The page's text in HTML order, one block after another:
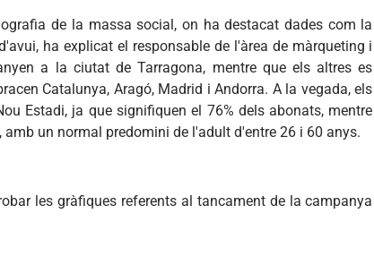
de la massa social, on ha destacat dades com la
ha explicat el responsable de l'àrea de màrqueting i
a la ciutat de Tarragona, mentre que els altres es
Catalunya, Aragó, Madrid i Andorra. A la vegada, els
Estadi, ja que signifiquen el 76% dels abonats, mentre
amb un normal predomini de l'adult d'entre 26 i 60 anys.
les gràfiques referents al tancament de la campanya